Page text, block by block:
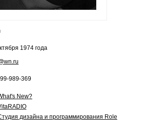
1974 года
989-369
New?
дизайна и программирования Role